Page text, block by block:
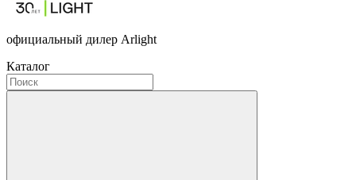
официальный дилер Arlight
Каталог